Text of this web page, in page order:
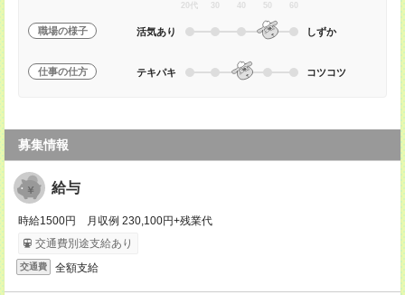
20代 30 40 50 60
職場の様子 活気あり しずか
仕事の仕方 テキパキ コツコツ
募集情報
給与
時給1500円 月収例 230,100円+残業代
交通費別途支給あり
交通費 全額支給